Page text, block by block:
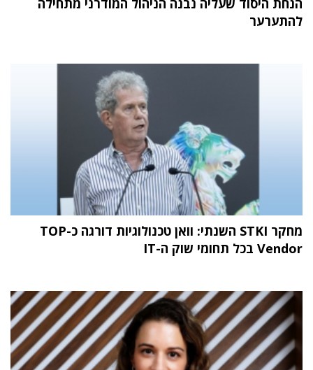
להתערער
מחקר STKI השנתי: וואן טכנולוגיות דורגה כ-TOP
Vendor בכל תחומי שוק ה-IT